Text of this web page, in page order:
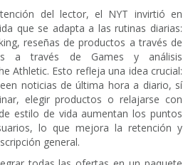
del lector, el NYT invirtió en
que se adapta a las rutinas diarias:
reseñas de productos a través de
a través de Games y análisis
Athletic. Esto refleja una idea crucial:
noticias de última hora a diario, sí
elegir productos o relajarse con
estilo de vida aumentan los puntos
lo que mejora la retención y
general.